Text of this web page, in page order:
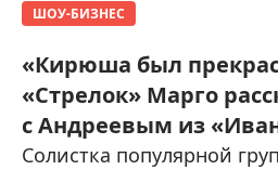
ШОУ-БИЗНЕС
«Кирюша был
«Стрелок» Марго
с Андреевым из
Солистка популярной